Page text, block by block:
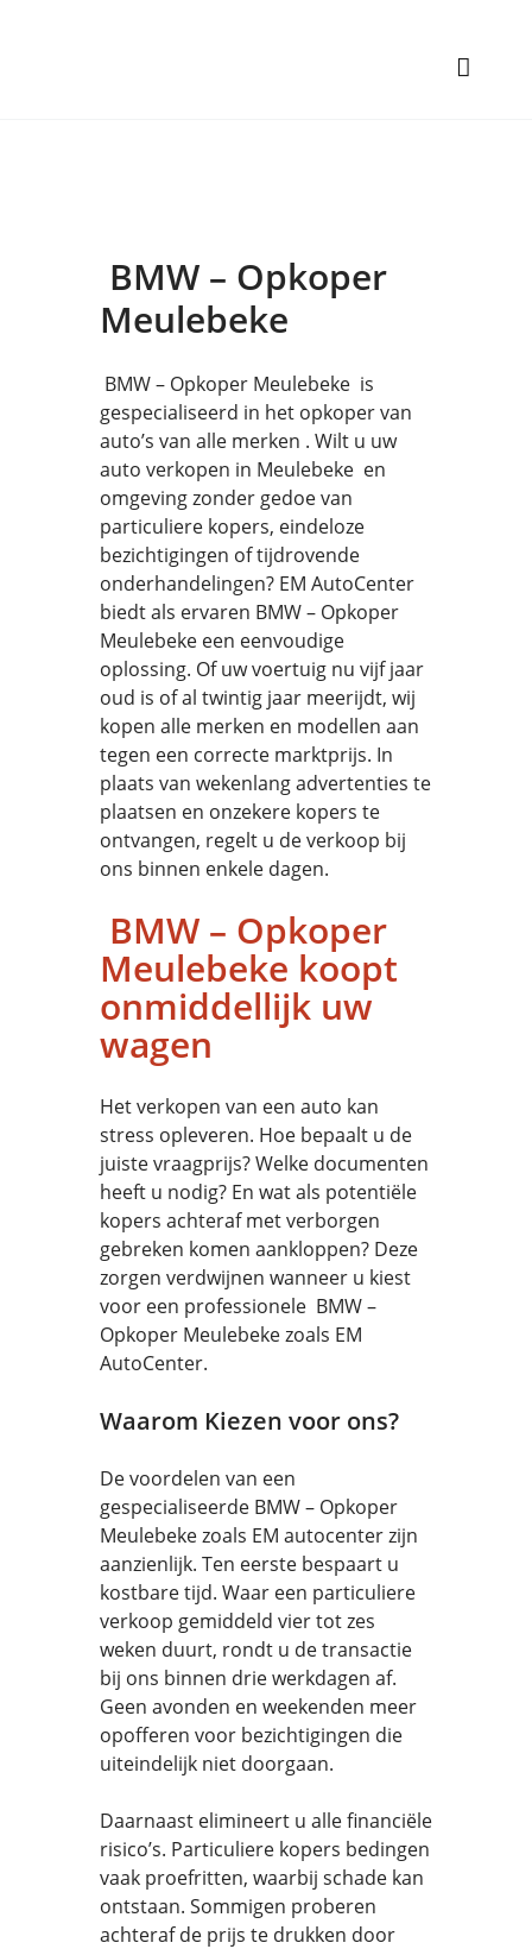
BMW – Opkoper
Meulebeke
BMW – Opkoper Meulebeke is
gespecialiseerd in het opkoper van
auto’s van alle merken . Wilt u uw
auto verkopen in Meulebeke en
omgeving zonder gedoe van
particuliere kopers, eindeloze
bezichtigingen of tijdrovende
onderhandelingen? EM AutoCenter
biedt als ervaren BMW – Opkoper
Meulebeke een eenvoudige
oplossing. Of uw voertuig nu vijf jaar
oud is of al twintig jaar meerijdt, wij
kopen alle merken en modellen aan
tegen een correcte marktprijs. In
plaats van wekenlang advertenties te
plaatsen en onzekere kopers te
ontvangen, regelt u de verkoop bij
ons binnen enkele dagen.
BMW – Opkoper
Meulebeke koopt
onmiddellijk uw
wagen
Het verkopen van een auto kan
stress opleveren. Hoe bepaalt u de
juiste vraagprijs? Welke documenten
heeft u nodig? En wat als potentiële
kopers achteraf met verborgen
gebreken komen aankloppen? Deze
zorgen verdwijnen wanneer u kiest
voor een professionele BMW –
Opkoper Meulebeke zoals EM
AutoCenter.
Waarom Kiezen voor ons?
De voordelen van een
gespecialiseerde BMW – Opkoper
Meulebeke zoals EM autocenter zijn
aanzienlijk. Ten eerste bespaart u
kostbare tijd. Waar een particuliere
verkoop gemiddeld vier tot zes
weken duurt, rondt u de transactie
bij ons binnen drie werkdagen af.
Geen avonden en weekenden meer
opofferen voor bezichtigingen die
uiteindelijk niet doorgaan.
Daarnaast elimineert u alle financiële
risico’s. Particuliere kopers bedingen
vaak proefritten, waarbij schade kan
ontstaan. Sommigen proberen
achteraf de prijs te drukken door